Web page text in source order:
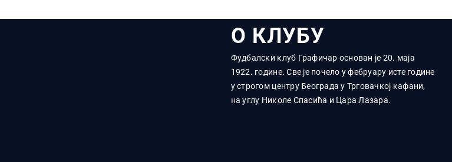
О КЛУБУ
Фудбалски клуб Графичар основан је 20. маја
1922. године. Све је почело у фебруару исте године
у строгом центру Београда у Трговачкој кафани,
на углу Николе Спасића и Цара Лазара.